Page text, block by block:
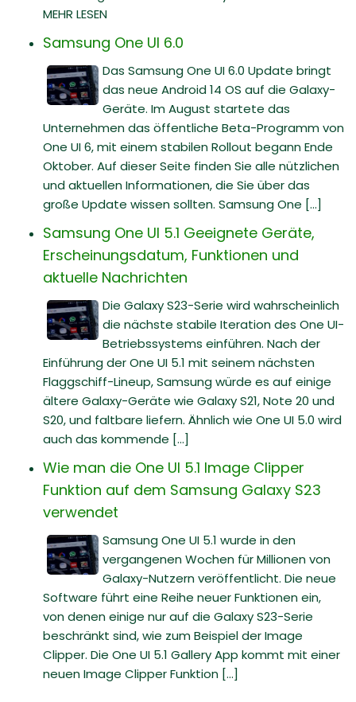
MEHR LESEN
Samsung One UI 6.0
Das Samsung One UI 6.0 Update bringt
das neue Android 14 OS auf die Galaxy-
Geräte. Im August startete das
Unternehmen das öffentliche Beta-Programm von
One UI 6, mit einem stabilen Rollout begann Ende
Oktober. Auf dieser Seite finden Sie alle nützlichen
und aktuellen Informationen, die Sie über das
große Update wissen sollten. Samsung One [...]
Samsung One UI 5.1 Geeignete Geräte,
Erscheinungsdatum, Funktionen und
aktuelle Nachrichten
Die Galaxy S23-Serie wird wahrscheinlich
die nächste stabile Iteration des One UI-
Betriebssystems einführen. Nach der
Einführung der One UI 5.1 mit seinem nächsten
Flaggschiff-Lineup, Samsung würde es auf einige
ältere Galaxy-Geräte wie Galaxy S21, Note 20 und
S20, und faltbare liefern. Ähnlich wie One UI 5.0 wird
auch das kommende [...]
Wie man die One UI 5.1 Image Clipper
Funktion auf dem Samsung Galaxy S23
verwendet
Samsung One UI 5.1 wurde in den
vergangenen Wochen für Millionen von
Galaxy-Nutzern veröffentlicht. Die neue
Software führt eine Reihe neuer Funktionen ein,
von denen einige nur auf die Galaxy S23-Serie
beschränkt sind, wie zum Beispiel der Image
Clipper. Die One UI 5.1 Gallery App kommt mit einer
neuen Image Clipper Funktion [...]